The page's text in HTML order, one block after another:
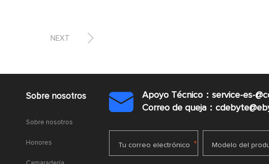

NEXT
Sobre nosotros
Sobre nosotros
Honores

Apoyo Técnico：service-es-
Correo de queja：
Tu correo electrónico * Modelo del